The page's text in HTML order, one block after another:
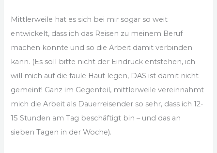
Mittlerweile hat es sich bei mir sogar so weit
entwickelt, dass ich das Reisen zu meinem Beruf
machen konnte und so die Arbeit damit verbinden
kann. (Es soll bitte nicht der Eindruck entstehen, ich
will mich auf die faule Haut legen, DAS ist damit nicht
gemeint! Ganz im Gegenteil, mittlerweile vereinnahmt
mich die Arbeit als Dauerreisender so sehr, dass ich 12-
15 Stunden am Tag beschäftigt bin – und das an
sieben Tagen in der Woche).